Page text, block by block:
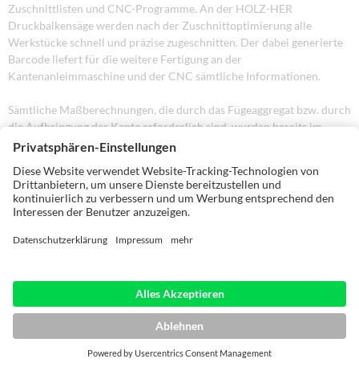
Zuschnittlisten und CNC-Programme. An der HOLZ-HER
Druckbalkensäge werden nach der Zuschnittoptimierung alle
Werkstücke schnell und präzise zugeschnitten. Der dabei generierte
Barcode liefert für die weitere Fertigung an der
Kantenanleimmaschine und der CNC sämtliche Informationen.
Sämtliche Maßberechnungen, die durch das Fügeaggregat bzw. durch
die Aufbringung der Kante erforderlich sind, wurden bereits im
„CabinetControl“ automatisch erledigt. Die Endbearbeitung der
Mit einer perfekten Arbeitsvorbereitung und einem optimierten
Produktionsablauf können Qualität und Wirtschaftlichkeit garantiert